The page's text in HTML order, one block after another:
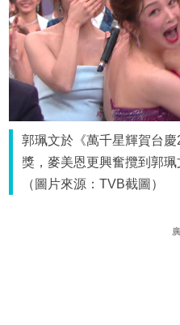
郭珮文於《萬千星輝賀台
獎，麥美恩更興奮攬到郭
（圖片來源：TVB截圖）